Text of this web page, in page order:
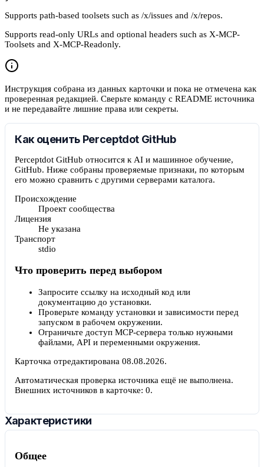
Supports path-based toolsets such as /x/issues and /x/repos.
Supports read-only URLs and optional headers such as X-MCP-
Toolsets and X-MCP-Readonly.
Инструкция собрана из данных карточки и пока не отмечена как
проверенная редакцией. Сверьте команду с README источника
и не передавайте лишние права или секреты.
Как оценить Perceptdot GitHub
Perceptdot GitHub относится к AI и машинное обучение,
GitHub. Ниже собраны проверяемые признаки, по которым
его можно сравнить с другими серверами каталога.
Происхождение
Проект сообщества
Лицензия
Не указана
Транспорт
stdio
Что проверить перед выбором
Запросите ссылку на исходный код или
документацию до установки.
Проверьте команду установки и зависимости перед
запуском в рабочем окружении.
Ограничьте доступ MCP-сервера только нужными
файлами, API и переменными окружения.
Карточка отредактирована 08.08.2026.
Автоматическая проверка источника ещё не выполнена.
Внешних источников в карточке: 0.
Характеристики
Общее